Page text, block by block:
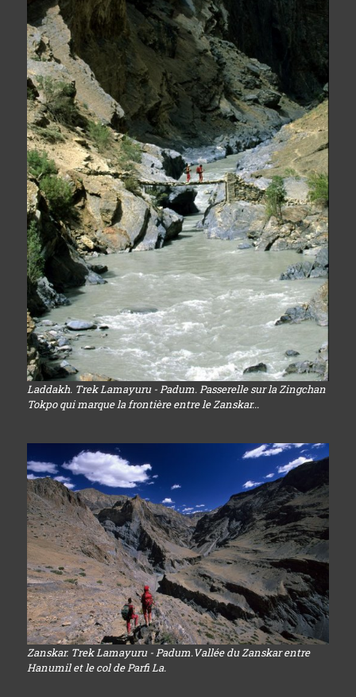
Laddakh. Trek Lamayuru - Padum. Passerelle sur la Zingchan
Tokpo qui marque la frontière entre le Zanskar...
Zanskar. Trek Lamayuru - Padum.Vallée du Zanskar entre
Hanumil et le col de Parfi La.